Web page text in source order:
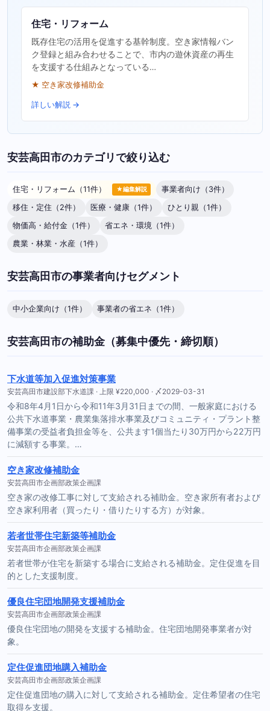
住宅・リフォーム
既存住宅の活用を促進する基幹制度。空き家情報バン
ク登録と組み合わせることで、市内の遊休資産の再生
を支援する仕組みとなっている…
★ 空き家改修補助金
詳しい解説 →
安芸高田市のカテゴリで絞り込む
住宅・リフォーム（11件） ★編集解説
事業者向け（3件）
移住・定住（2件）
医療・健康（1件）
ひとり親（1件）
物価高・給付金（1件）
省エネ・環境（1件）
農業・林業・水産（1件）
安芸高田市の事業者向けセグメント
中小企業向け（1件） 事業者の省エネ（1件）
安芸高田市の補助金（募集中優先・締切順）
下水道等加入促進対策事業
安芸高田市建設部下水道課 · 上限 ¥220,000 · 〆2029-03-31
令和8年4月1日から令和11年3月31日までの間、一般家庭における
公共下水道事業・農業集落排水事業及びコミュニティ・プラント整
備事業の受益者負担金等を、公共ます1個当たり30万円から22万円
に減額する事業。…
空き家改修補助金
安芸高田市企画部政策企画課
空き家の改修工事に対して支給される補助金。空き家所有者および
空き家利用者（買ったり・借りたりする方）が対象。
若者世帯住宅新築等補助金
安芸高田市企画部政策企画課
若者世帯が住宅を新築する場合に支給される補助金。定住促進を目
的とした支援制度。
優良住宅団地開発支援補助金
安芸高田市企画部政策企画課
優良住宅団地の開発を支援する補助金。住宅団地開発事業者が対
象。
定住促進団地購入補助金
安芸高田市企画部政策企画課
定住促進団地の購入に対して支給される補助金。定住希望者の住宅
取得を支援。